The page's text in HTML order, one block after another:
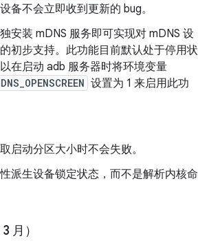
备不会立即收到更新的 bug。
安装 mDNS 服务即可实现对 mDNS 设
初步支持。此功能目前默认处于停用状
在启动 adb 服务器时将环境变量
设置为 1 来启用此功
启动分区大小时不会失败。
派生设备锁定状态，而不是解析内核命
月）